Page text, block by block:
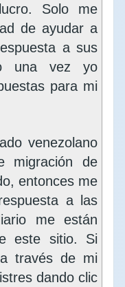
Solo me
de ayudar a
a sus
una vez yo
para mi
venezolano
migración de
entonces me
a las
me están
este sitio. Si
través de mi
dando clic